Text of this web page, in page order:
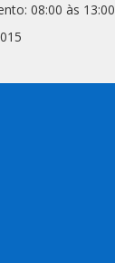
08:00 às 13:00